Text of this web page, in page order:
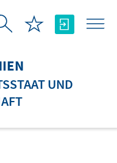
UND